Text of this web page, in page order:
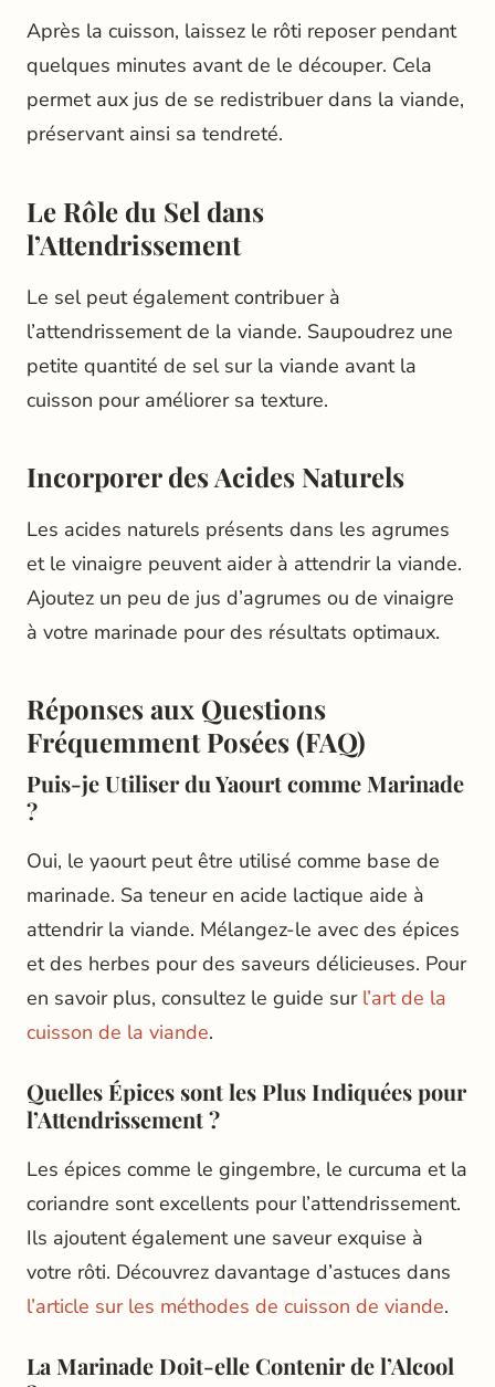
Après la cuisson, laissez le rôti reposer pendant
quelques minutes avant de le découper. Cela
permet aux jus de se redistribuer dans la viande,
préservant ainsi sa tendreté.
Le Rôle du Sel dans
l’Attendrissement
Le sel peut également contribuer à
l’attendrissement de la viande. Saupoudrez une
petite quantité de sel sur la viande avant la
cuisson pour améliorer sa texture.
Incorporer des Acides Naturels
Les acides naturels présents dans les agrumes
et le vinaigre peuvent aider à attendrir la viande.
Ajoutez un peu de jus d’agrumes ou de vinaigre
à votre marinade pour des résultats optimaux.
Réponses aux Questions
Fréquemment Posées (FAQ)
Puis-je Utiliser du Yaourt comme Marinade
?
Oui, le yaourt peut être utilisé comme base de
marinade. Sa teneur en acide lactique aide à
attendrir la viande. Mélangez-le avec des épices
et des herbes pour des saveurs délicieuses. Pour
en savoir plus, consultez le guide sur l’art de la
cuisson de la viande.
Quelles Épices sont les Plus Indiquées pour
l’Attendrissement ?
Les épices comme le gingembre, le curcuma et la
coriandre sont excellents pour l’attendrissement.
Ils ajoutent également une saveur exquise à
votre rôti. Découvrez davantage d’astuces dans
l’article sur les méthodes de cuisson de viande.
La Marinade Doit-elle Contenir de l’Alcool